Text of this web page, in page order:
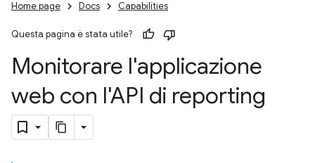
Home page Docs Capabilities
Questa pagina è stata utile?
Monitorare l'applicazione
web con l'API di reporting